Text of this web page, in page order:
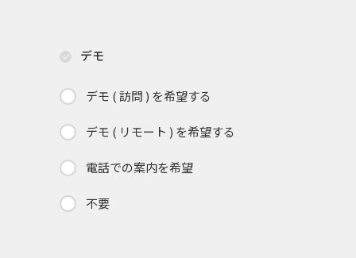
デモ
デモ ( 訪問 ) を希望する
デモ ( リモート ) を希望する
電話での案内を希望
不要